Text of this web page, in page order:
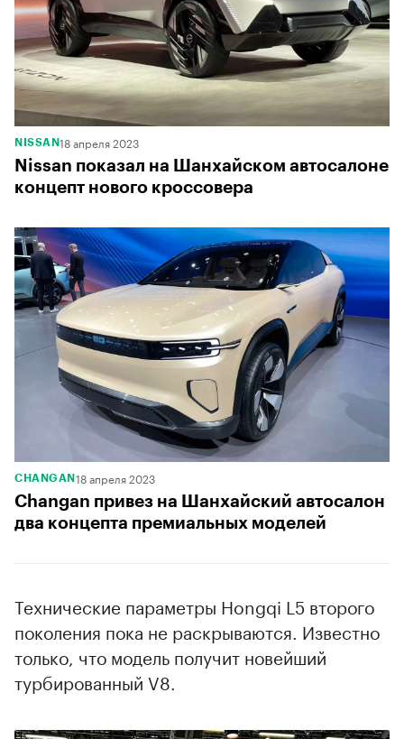
NISSAN18 апреля 2023
Nissan показал на Шанхайском автосалоне
концепт нового кроссовера
CHANGAN 18 апреля 2023
Changan привез на Шанхайский автосалон
два концепта премиальных моделей
Технические параметры Hongqi L5 второго
поколения пока не раскрываются. Известно
только, что модель получит новейший
турбированный V8.